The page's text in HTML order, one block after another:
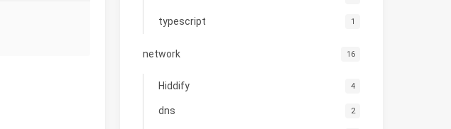
typescript 1
network 16
Hiddify 4
dns 2